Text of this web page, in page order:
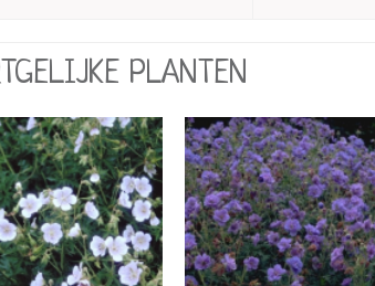
PLANTEN